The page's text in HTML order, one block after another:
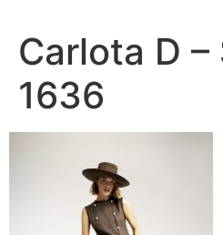
Carlota D –
1636